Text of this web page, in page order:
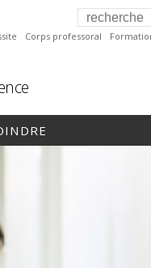
Corps professoral